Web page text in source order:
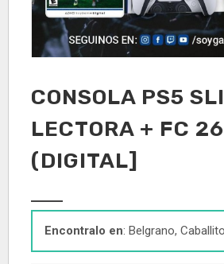
CONSOLA PS5
LECTORA + FC 26
(DIGITAL]
Encontralo en: Belgrano,